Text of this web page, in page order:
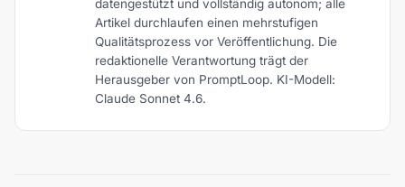
datengestützt und vollständig autonom; alle
Artikel durchlaufen einen mehrstufigen
Qualitätsprozess vor Veröffentlichung. Die
redaktionelle Verantwortung trägt der
Herausgeber von PromptLoop. KI-Modell:
Claude Sonnet 4.6.